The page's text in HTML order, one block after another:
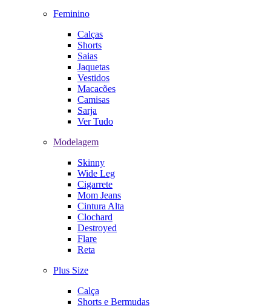
Feminino
Calças
Shorts
Saias
Jaquetas
Vestidos
Macacões
Camisas
Sarja
Ver Tudo
Modelagem
Skinny
Wide Leg
Cigarrete
Mom Jeans
Cintura Alta
Clochard
Destroyed
Flare
Reta
Plus Size
Calça
Shorts e Bermudas